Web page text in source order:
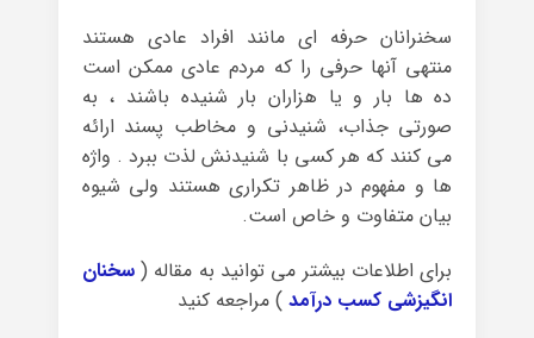
سخنرانان حرفه ای مانند افراد عادی هستند
منتهی آنها حرفی را که مردم عادی ممکن است
ده ها بار و یا هزاران بار شنیده باشند ، به
صورتی جذاب، شنیدنی و مخاطب پسند ارائه
می کنند که هر کسی با شنیدنش لذت ببرد . واژه
ها و مفهوم در ظاهر تکراری هستند ولی شیوه
بیان متفاوت و خاص است.
برای اطلاعات بیشتر می توانید به مقاله (سخنان
انگیزشی کسب درآمد ) مراجعه کنید